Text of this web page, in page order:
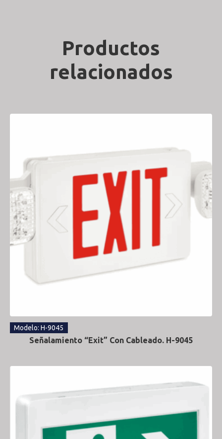
Productos
relacionados
Modelo: H-9045
Señalamiento “Exit” Con Cableado. H-9045